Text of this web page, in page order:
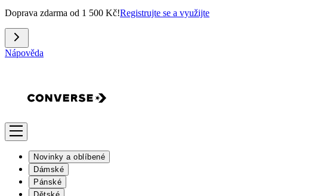
Doprava zdarma od 1 500 Kč!Registrujte se a využijte
Nápověda
Novinky a oblíbené
Dámské
Pánské